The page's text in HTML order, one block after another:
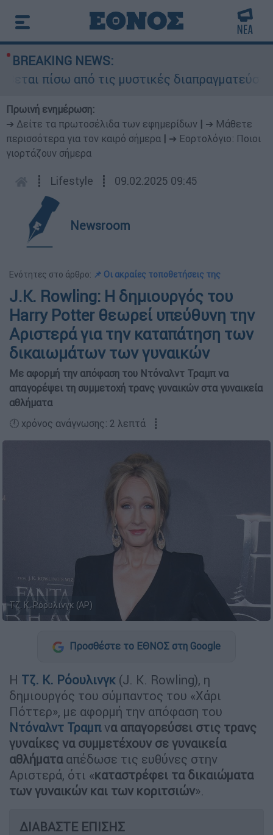
BREAKING NEWS:
πίσω από τις μυστικές διαπραγματεύσεις
Πρωινή ενημέρωση:
➔ Δείτε τα πρωτοσέλιδα των εφημερίδων
➔ Μάθετε
περισσότερα για τον καιρό σήμερα
➔ Εορτολόγιο: Ποιοι
γιορτάζουν σήμερα
┋ Lifestyle ┋ 09.02.2025 09:45
Newsroom
Ενότητες στο άρθρο: 📌 Οι ακραίες τοποθετήσεις της
J.K. Rowling: Η δημιουργός του
Harry Potter θεωρεί υπεύθυνη την
Αριστερά για την καταπάτηση των
δικαιωμάτων των γυναικών
Με αφορμή την απόφαση του Ντόναλντ Τραμπ να
απαγορέψει τη συμμετοχή τρανς γυναικών στα γυναικεία
αθλήματα
🕛 χρόνος ανάγνωσης: 2 λεπτά ┋
Τζ. Κ. Ρόουλινγκ (AP)
Προσθέστε το ΕΘΝΟΣ στη Google
Η Τζ. Κ. Ρόουλινγκ (J. K. Rowling), η
δημιουργός του σύμπαντος του «Χάρι
Πόττερ», με αφορμή την απόφαση του
Ντόναλντ Τραμπνα απαγορεύσει στις τρανς
γυναίκες να συμμετέχουν σε γυναικεία
αθλήματααπέδωσε τις ευθύνες στην
Αριστερά, ότι «καταστρέφει τα δικαιώματα
των γυναικών και των κοριτσιών».
ΔΙΑΒΑΣΤΕ ΕΠΙΣΗΣ